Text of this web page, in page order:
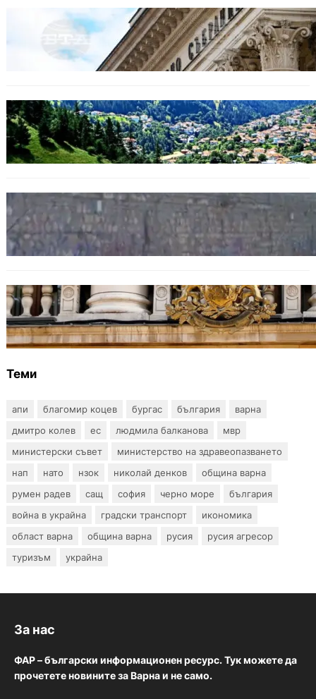
БЕЗ КАТЕГОРИЯ
Дрон се взриви край Кардам: България
търси отговори за произхода му.
БЪЛГАРИЯ
Полицията алармира за нова схема с
фалшиви лечители и „вълшебни“ мехлеми
БЪЛГАРИЯ
Ограничават движението по улица
„Вълноломна“ във Варна
БЪЛГАРИЯ
Дрон навлезе в България край границата с
Румъния
Теми
апи благомир коцев бургас българия
варна
дмитро колев
ес людмила балканова
мвр
министерски съвет
министерство на здравеопазването
нап
нато нзок николай денков
община варна
румен радев
сащ софия черно море
българия
война в украйна
градски транспорт
икономика
област варна
община варна русия
русия агресор
туризъм
украйна
За нас
ФАР – български информационен ресурс. Тук можете да
прочетете новините за Варна и не само.